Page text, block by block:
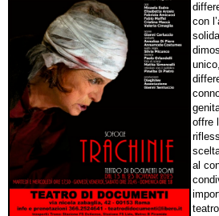
con
offre
al